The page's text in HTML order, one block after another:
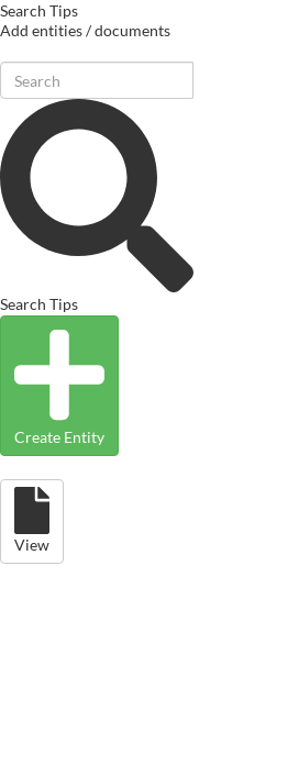
Search Tips
Add entities / documents
Search Tips
Create Entity
View